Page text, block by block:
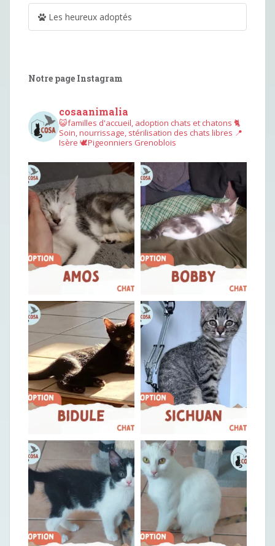
Les heureux adoptés
Notre page Instagram
cosaanimalia
😺familles d'accueil, adoption chats et chatons 🐈
Soin, nourrissage, stérilisation des chats libres 📍
Isère 🕊︎Pigeonniers Grenoblois